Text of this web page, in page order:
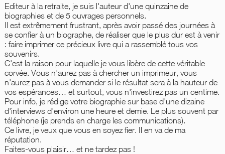
Editeur à la retraite, je suis l'auteur d'une quinzaine de
biographies et de 5 ouvrages personnels.
Il est extrêmement frustrant, après avoir passé des journées à
se confier à un biographe, de réaliser que le plus dur est à venir
: faire imprimer ce précieux livre qui a rassemblé tous vos
souvenirs.
C'est la raison pour laquelle je vous libère de cette véritable
corvée. Vous n'aurez pas à chercher un imprimeur, vous
n'aurez pas à vous demander si le résultat sera à la hauteur de
vos espérances… et surtout, vous n'investirez pas un centime.
Pour info, je rédige votre biographie sur base d'une dizaine
d'interviews d'environ une heure et demie. Le plus souvent par
téléphone (je prends en charge les communications).
Ce livre, je veux que vous en soyez fier. Il en va de ma
réputation.
Faites-vous plaisir… et ne tardez pas !